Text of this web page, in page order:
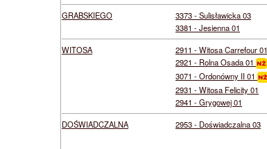
GRABSKIEGO
3373 - Sulisławicka 03
3381 - Jesienna 01
WITOSA
2911 - Witosa Carrefour 01
2921 - Rolna Osada 01
3071 - Ordonówny II 01
2931 - Witosa Felicity 01
2941 - Grygowej 01
DOŚWIADCZALNA
2953 - Doświadczalna 03